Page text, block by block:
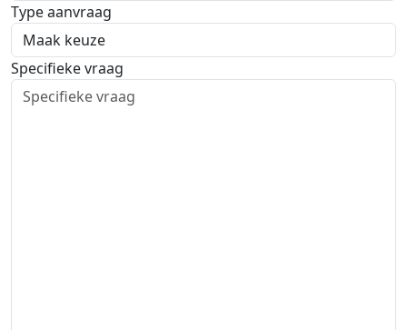
Type aanvraag
Specifieke vraag